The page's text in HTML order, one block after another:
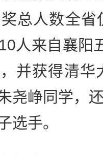
总人数全
人来自襄阳
并获得清华
尧峥同学，
选手。